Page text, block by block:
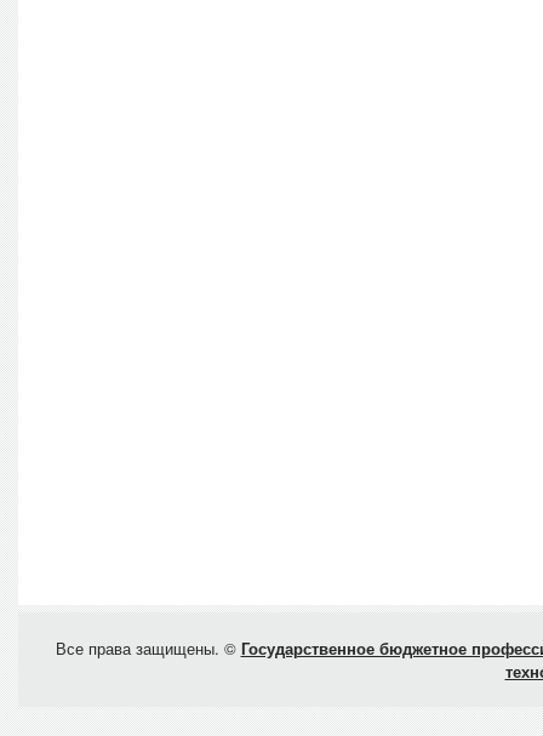
Все права защищены. © Государственное бюджетное